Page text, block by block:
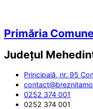
Primăria
Județul
Principală, nr. 95
0252 374 001
0252 374 001